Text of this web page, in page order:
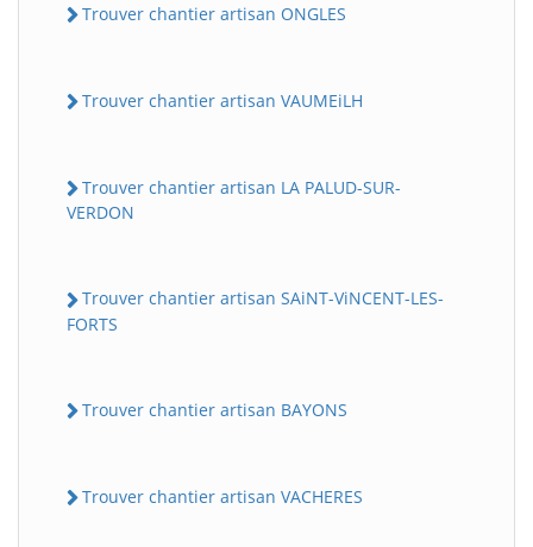
Trouver chantier artisan ONGLES
Trouver chantier artisan VAUMEiLH
Trouver chantier artisan LA PALUD-SUR-
VERDON
Trouver chantier artisan SAiNT-ViNCENT-LES-
FORTS
Trouver chantier artisan BAYONS
Trouver chantier artisan VACHERES